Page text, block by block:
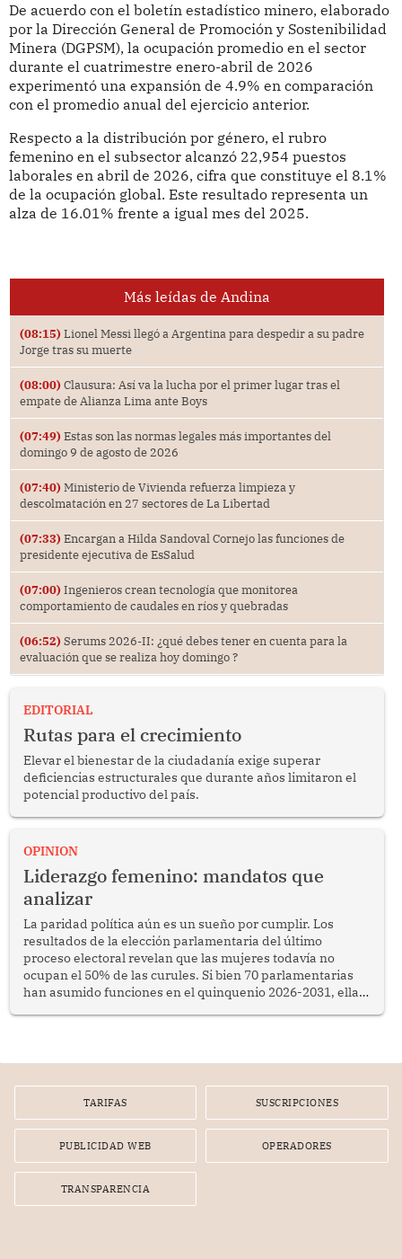
De acuerdo con el boletín estadístico minero, elaborado
por la Dirección General de Promoción y Sostenibilidad
Minera (DGPSM), la ocupación promedio en el sector
durante el cuatrimestre enero-abril de 2026
experimentó una expansión de 4.9% en comparación
con el promedio anual del ejercicio anterior.
Respecto a la distribución por género, el rubro
femenino en el subsector alcanzó 22,954 puestos
laborales en abril de 2026, cifra que constituye el 8.1%
de la ocupación global. Este resultado representa un
alza de 16.01% frente a igual mes del 2025.
Más leídas de Andina
(08:15) Lionel Messi llegó a Argentina para despedir a su padre
Jorge tras su muerte
(08:00) Clausura: Así va la lucha por el primer lugar tras el
empate de Alianza Lima ante Boys
(07:49) Estas son las normas legales más importantes del
domingo 9 de agosto de 2026
(07:40) Ministerio de Vivienda refuerza limpieza y
descolmatación en 27 sectores de La Libertad
(07:33) Encargan a Hilda Sandoval Cornejo las funciones de
presidente ejecutiva de EsSalud
(07:00) Ingenieros crean tecnología que monitorea
comportamiento de caudales en ríos y quebradas
(06:52) Serums 2026-II: ¿qué debes tener en cuenta para la
evaluación que se realiza hoy domingo ?
EDITORIAL
Rutas para el crecimiento
Elevar el bienestar de la ciudadanía exige superar
deficiencias estructurales que durante años limitaron el
potencial productivo del país.
OPINION
Liderazgo femenino: mandatos que
analizar
La paridad política aún es un sueño por cumplir. Los
resultados de la elección parlamentaria del último
proceso electoral revelan que las mujeres todavía no
ocupan el 50% de las curules. Si bien 70 parlamentarias
han asumido funciones en el quinquenio 2026-2031, ellas
TARIFAS SUSCRIPCIONES
PUBLICIDAD WEB OPERADORES
TRANSPARENCIA